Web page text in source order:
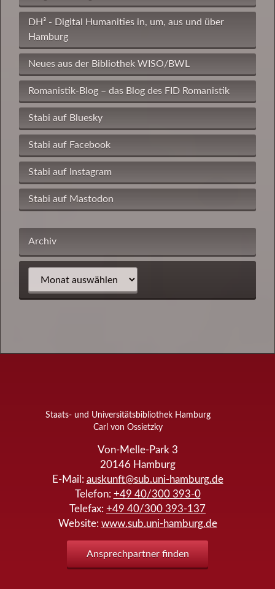
DH³ - Digital Humanities in, um, aus und über
Hamburg
Neues aus der Bibliothek WISO/BWL
Romanistik-Blog – das Blog des FID Romanistik
Stabi auf Bluesky
Stabi auf Facebook
Stabi auf Instagram
Stabi auf Mastodon
Archiv
Staats- und Universitätsbibliothek Hamburg
Carl von Ossietzky
Von-Melle-Park 3
20146 Hamburg
E-Mail: auskunft@sub.uni-hamburg.de
Telefon: +49 40/300 393-0
Telefax: +49 40/300 393-137
Website: www.sub.uni-hamburg.de
Ansprechpartner finden